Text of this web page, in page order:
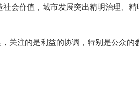
会价值，城市发展突出精明治理、精
注的是利益的协调，特别是公众的